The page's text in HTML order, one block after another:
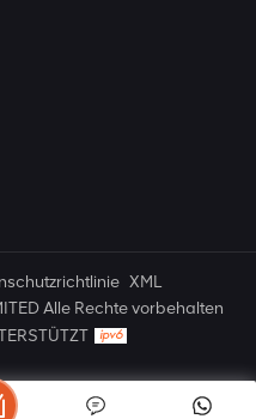
XML
Alle Rechte vorbehalten